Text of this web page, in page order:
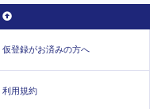
仮登録がお済みの方へ
利用規約